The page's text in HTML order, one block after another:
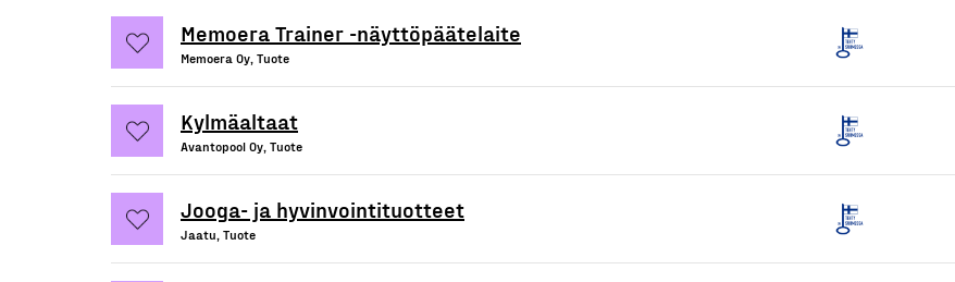
Memoera Trainer -näyttöpäätelaite
Memoera Oy, Tuote
Kylmäaltaat
Avantopool Oy, Tuote
Jooga- ja hyvinvointituotteet
Jaatu, Tuote